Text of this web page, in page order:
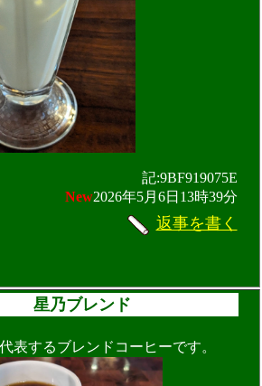
記:9BF919075E
New2026年5月6日13時39分
返事を書く
星乃ブレンド
表するブレンドコーヒーです。